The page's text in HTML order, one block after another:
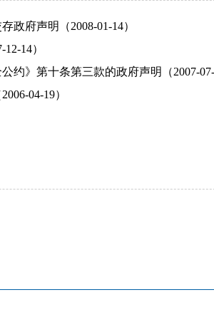
政府声明（2008-01-14）
14）
》第十条第三款的政府声明（2007-07-
04-19）